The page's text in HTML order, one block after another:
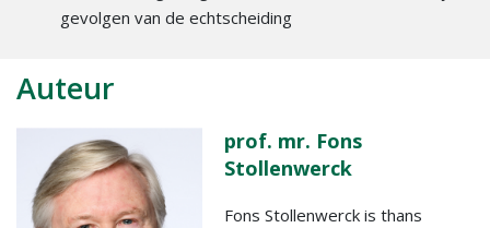
gevolgen van de echtscheiding
Auteur
prof. mr. Fons
Stollenwerck
Fons Stollenwerck is thans